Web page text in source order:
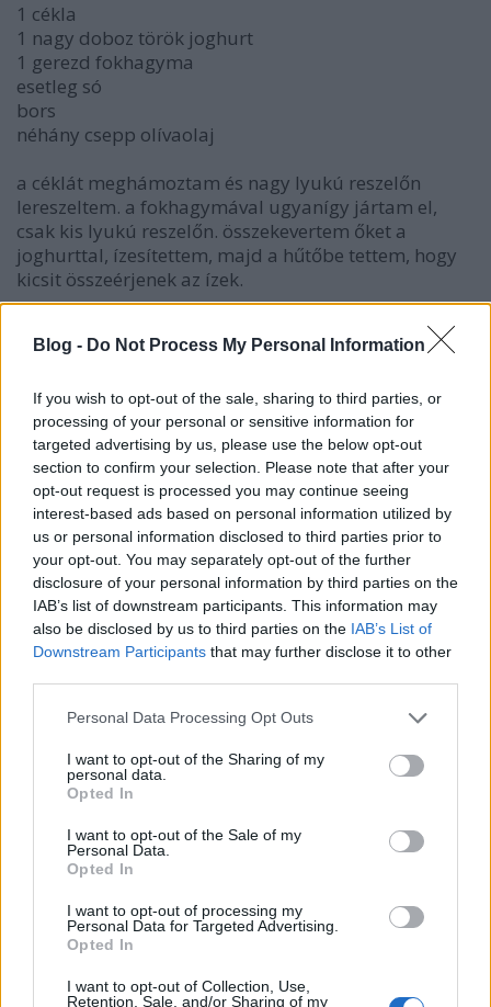
Blog - Do Not Process My Personal Information
If you wish to opt-out of the sale, sharing to third parties, or
processing of your personal or sensitive information for
targeted advertising by us, please use the below opt-out
section to confirm your selection. Please note that after your
opt-out request is processed you may continue seeing
interest-based ads based on personal information utilized by
us or personal information disclosed to third parties prior to
your opt-out. You may separately opt-out of the further
disclosure of your personal information by third parties on the
IAB’s list of downstream participants. This information may
also be disclosed by us to third parties on the IAB’s List of
Downstream Participants that may further disclose it to other
Please note that this website/app uses one or more Google
not limited to your visit or usage behaviour. You may click to
grant or deny consent to Google and its third-party tags to
use your data for below specified purposes in below Google
consent section.
Personal Data Processing Opt Outs
I want to opt-out of the Sharing of my
personal data.
Opted In
I want to opt-out of the Sale of my
Personal Data.
Opted In
I want to opt-out of processing my
Personal Data for Targeted Advertising.
Opted In
I want to opt-out of Collection, Use,
Retention, Sale, and/or Sharing of my
1 cékla
1 nagy doboz török joghurt
1 gerezd fokhagyma
esetleg só
bors
néhány csepp olívaolaj
a céklát meghámoztam és nagy lyukú reszelőn
lereszeltem. a fokhagymával ugyanígy jártam el,
csak kis lyukú reszelőn. összekevertem őket a
joghurttal, ízesítettem, majd a hűtőbe tettem, hogy
kicsit összeérjenek az ízek.
a répákat meghámoztam és lereszeltem. a diókat
rusztikusra daráltam (hogy érezhető legyen). egy
fűszerekkel ízesítettem. anyi lisztet adtam hozzá,
hogy jól formázható legyen. vizes kézzel kis golyókat
formáztam, a kukoricadarás zsemlemorzsába
forgattam őket, majd bő, forró olajban minden
oldalukat megsütöttem.
ideális esetben laffával kísérném, de sajnos nincs
itthon tandoori kemencém, és ennek helyettesítésére
vonatkozó kísérleteim még nem érték el a tökéletest.
úgyhogy erről később.
Címkék:saláta vb ősz
gyorsan
lakto
Ajánlott bejegyzések:
Padlizsán, paradicsom, csicseriborsó